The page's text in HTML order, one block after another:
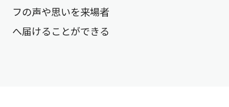
フの声や思いを来場者
へ届けることができる